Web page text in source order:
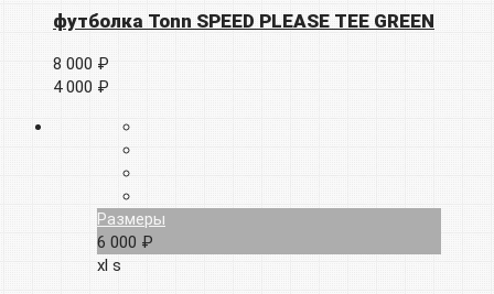
футболка Tonn SPEED PLEASE TEE GREEN
8 000 ₽
4 000 ₽
Размеры
6 000 ₽
xl s